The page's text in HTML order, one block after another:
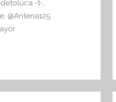
v
a
-t-,
, @Antena125,